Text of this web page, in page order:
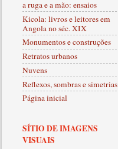
a ruga e a mão: ensaios
Kicola: livros e leitores em
Angola no séc. XIX
Monumentos e construções
Retratos urbanos
Nuvens
Reflexos, sombras e simetrias
Página inicial
SÍTIO DE IMAGENS
VISUAIS